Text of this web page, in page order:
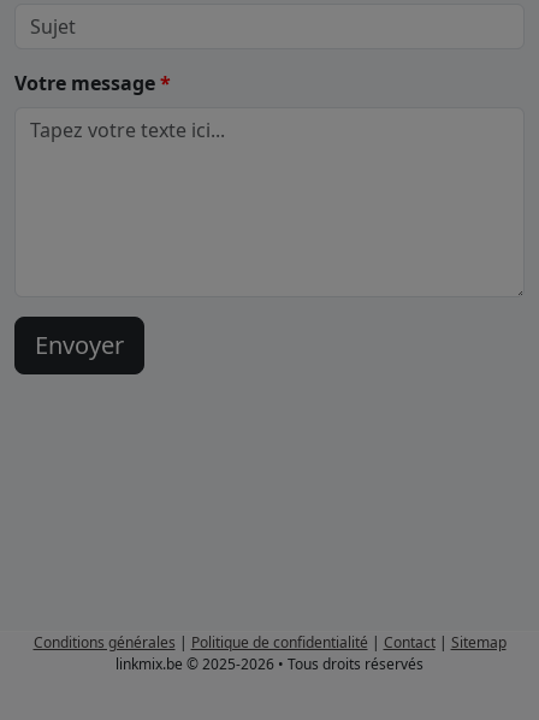
Votre message*
Conditions générales | Politique de confidentialité | Contact| Sitemap
linkmix.be © 2025-2026 • Tous droits réservés